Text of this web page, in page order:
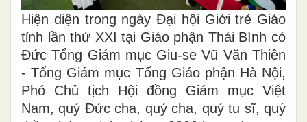
Hiện diện trong ngày Đại hội Giới trẻ Giáo
tỉnh lần thứ XXI tại Giáo phận Thái Bình có
Đức Tổng Giám mục Giu-se Vũ Văn Thiên
- Tổng Giám mục Tổng Giáo phận Hà Nội,
Phó Chủ tịch Hội đồng Giám mục Việt
Nam, quý Đức cha, quý cha, quý tu sĩ, quý